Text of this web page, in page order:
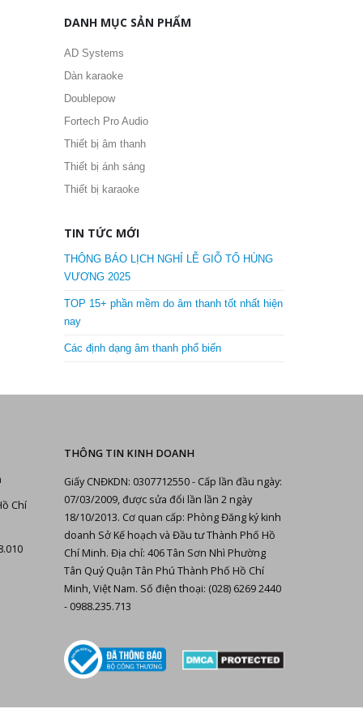
DANH MỤC SẢN PHẨM
AD Systems
Dàn karaoke
Doublepow
Fortech Pro Audio
Thiết bị âm thanh
Thiết bị ánh sáng
Thiết bị karaoke
TIN TỨC MỚI
THÔNG BÁO LỊCH NGHỈ LỄ GIỖ TỔ HÙNG
VƯƠNG 2025
TOP 15+ phần mềm do âm thanh tốt nhất hiện
nay
Các định dạng âm thanh phổ biến
Chí
THÔNG TIN KINH DOANH
Giấy CNĐKDN: 0307712550 - Cấp lần đầu ngày:
07/03/2009, được sửa đổi lần lần 2 ngày
18/10/2013. Cơ quan cấp: Phòng Đăng ký kinh
doanh Sở Kế hoạch và Đầu tư Thành Phố Hồ
Chí Minh. Địa chỉ: 406 Tân Sơn Nhì Phường
Tân Quý Quận Tân Phú Thành Phố Hồ Chí
Minh, Việt Nam. Số điện thoại: (028) 6269 2440
- 0988.235.713